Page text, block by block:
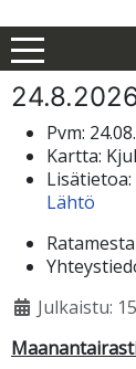
Pvm:
Kartta:
Lisätietoa:
Lähtö
Julkaistu: